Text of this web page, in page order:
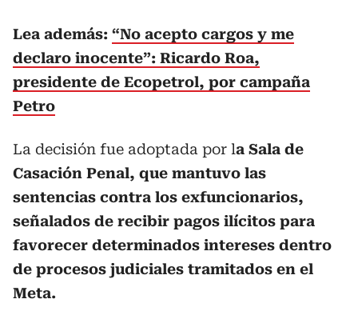
Lea además: “No acepto cargos y me
declaro inocente”: Ricardo Roa,
presidente de Ecopetrol, por campaña
Petro
La decisión fue adoptada por la Sala de
Casación Penal, que mantuvo las
sentencias contra los exfuncionarios,
señalados de recibir pagos ilícitos para
favorecer determinados intereses dentro
de procesos judiciales tramitados en el
Meta.